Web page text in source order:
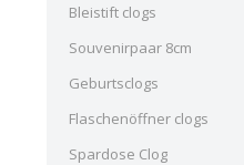
Bleistift clogs
Souvenirpaar 8cm
Geburtsclogs
Flaschenöffner clogs
Spardose Clog